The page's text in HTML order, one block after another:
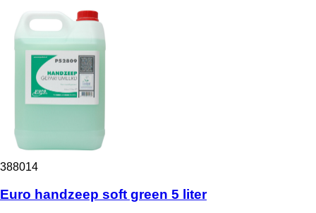
388014
Euro handzeep soft green 5 liter